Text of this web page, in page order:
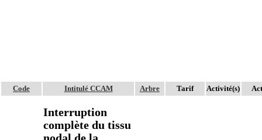
Code Intitulé CCAM Arbre Tarif Activité(s)
Interruption
complète du tissu
nodal de la